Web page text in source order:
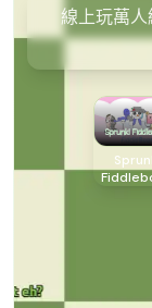
線上玩萬